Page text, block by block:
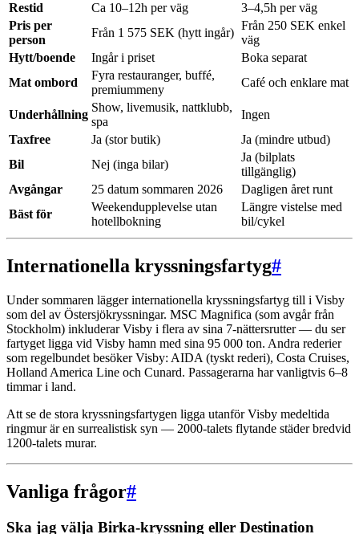
Restid
Ca 10–12h per väg
3–4,5h per väg
Pris per
person
Från 1 575 SEK (hytt ingår)
Från 250 SEK enkel
väg
Hytt/boende
Ingår i priset
Boka separat
Mat ombord
Fyra restauranger, buffé,
premiummeny
Café och enklare mat
Underhållning
Show, livemusik, nattklubb,
spa
Ingen
Taxfree
Ja (stor butik)
Ja (mindre utbud)
Bil
Nej (inga bilar)
Ja (bilplats
tillgänglig)
Avgångar
25 datum sommaren 2026
Dagligen året runt
Bäst för
Weekendupplevelse utan
hotellbokning
Längre vistelse med
bil/cykel
Internationella kryssningsfartyg#
Under sommaren lägger internationella kryssningsfartyg till i Visby
som del av Östersjökryssningar. MSC Magnifica (som avgår från
Stockholm) inkluderar Visby i flera av sina 7-nättersrutter — du ser
fartyget ligga vid Visby hamn med sina 95 000 ton. Andra rederier
som regelbundet besöker Visby: AIDA (tyskt rederi), Costa Cruises,
Holland America Line och Cunard. Passagerarna har vanligtvis 6–8
timmar i land.
Att se de stora kryssningsfartygen ligga utanför Visby medeltida
ringmur är en surrealistisk syn — 2000-talets flytande städer bredvid
1200-talets murar.
Vanliga frågor#
Ska jag välja Birka-kryssning eller Destination